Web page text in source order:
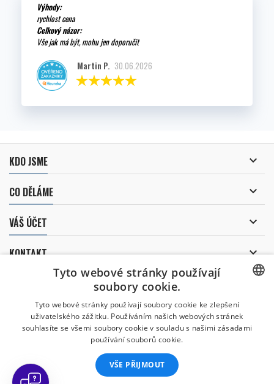
Výhody:
rychlost cena
Celkový názor:
Vše jak má být, mohu jen doporučit
Martin P. 30.06.2026
KDO JSME 
CO DĚLÁME 
VÁŠ ÚČET 
KONTAKT 
ODBĚR NOVINEK
Uděluji souhlas se
zpracováním osobních údajů.
CZECH
Tyto webové stránky používají
soubory cookie.
Tyto webové stránky používají soubory cookie ke zlepšení
uživatelského zážitku. Používáním našich webových stránek
souhlasíte se všemi soubory cookie v souladu s našimi zásadami
používání souborů cookie.
VŠE PŘIJMOUT